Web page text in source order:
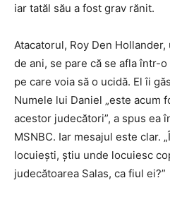
iar tatăl său a fost grav rănit.
Atacatorul, Roy Den
de ani, se pare că se afla într-
pe care voia să o ucidă. El îi
Numele lui Daniel „este acum
acestor judecători”, a spus ea
MSNBC. Iar mesajul este clar.
locuieşti, ştiu unde locuiesc
judecătoarea Salas, ca fiul ei?”